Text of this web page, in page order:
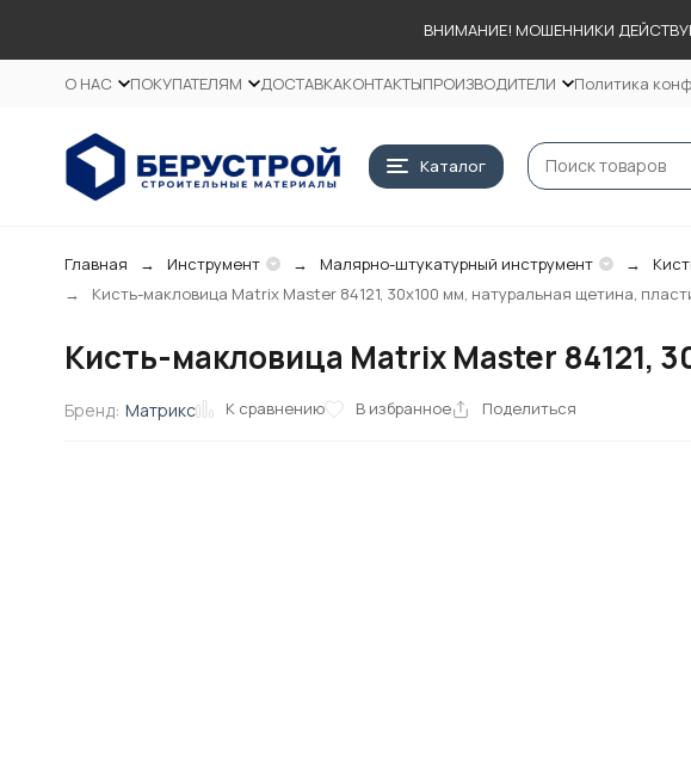
ВНИМАНИЕ! МОШЕННИКИ
О НАС ПОКУПАТЕЛЯМ ДОСТАВКАКОНТАКТЫПРОИЗВОДИТЕЛИ Политика
Каталог
Главная Инструмент Малярно-штукатурный инструмент
Кисть-макловица Matrix Master 84121, 30х100 мм, натуральная щетина,
Кисть-макловица Matrix Master 84121,
Бренд: Матрикс К сравнению В избранное Поделиться